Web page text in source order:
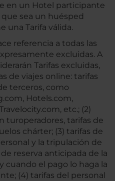
en un Hotel participante
sea un huésped
una Tarifa válida.
referencia a todas las
excluidas. A
Tarifas excluidas,
de viajes online: tarifas
terceros, como
Hotels.com,
etc.; (2)
turoperadores, tarifas de
chárter; (3) tarifas de
y la tripulación de
reserva anticipada de la
cuando el pago lo haga la
(4) tarifas del personal